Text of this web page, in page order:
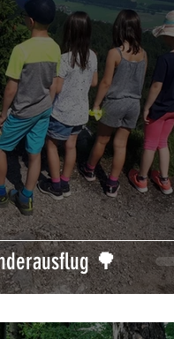
🌳